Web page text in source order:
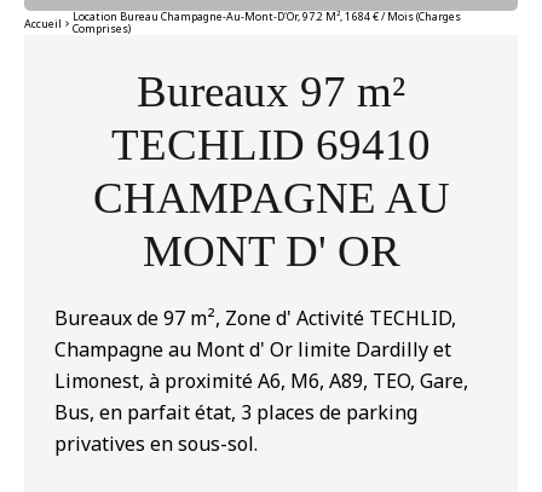
Accueil Location Bureau Champagne-Au-Mont-D'Or, 97.2 M², 1 684 € / Mois (Charges
Comprises)
Bureaux 97 m²
TECHLID 69410
CHAMPAGNE AU
MONT D' OR
Bureaux de 97 m², Zone d' Activité TECHLID,
Champagne au Mont d' Or limite Dardilly et
Limonest, à proximité A6, M6, A89, TEO, Gare,
Bus, en parfait état, 3 places de parking
privatives en sous-sol.